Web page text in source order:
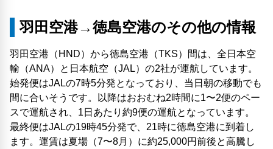
羽田空港→徳島空港のその他の情報
羽田空港（HND）から徳島空港（TKS）間は、全日本空
輸（ANA）と日本航空（JAL）の2社が運航しています。
始発便はJALの7時5分発となっており、当日朝の移動でも
間に合いそうです。以降はおおむね2時間に1〜2便のペー
スで運航され、1日あたり約9便の運航となっています。
最終便はJALの19時45分発で、21時に徳島空港に到着し
ます。運賃は夏場（7〜8月）に約25,000円前後と高騰し